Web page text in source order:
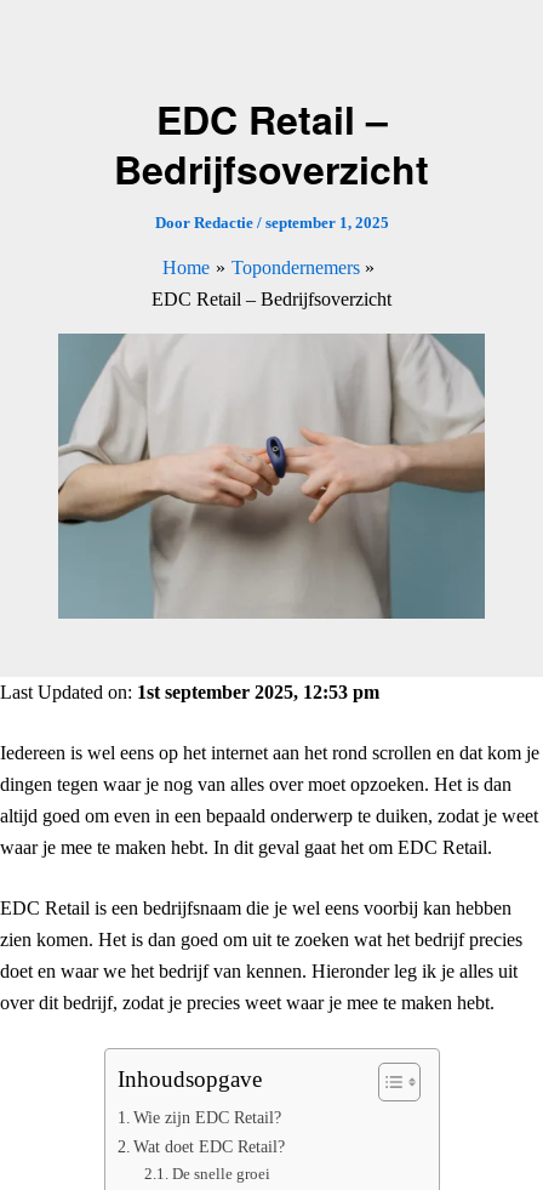
EDC Retail –
Bedrijfsoverzicht
Door Redactie / september 1, 2025
Home
Topondernemers
EDC Retail – Bedrijfsoverzicht
Last Updated on: 1st september 2025, 12:53 pm
Iedereen is wel eens op het internet aan het rond scrollen en dat kom je
dingen tegen waar je nog van alles over moet opzoeken. Het is dan
altijd goed om even in een bepaald onderwerp te duiken, zodat je weet
waar je mee te maken hebt. In dit geval gaat het om EDC Retail.
EDC Retail is een bedrijfsnaam die je wel eens voorbij kan hebben
zien komen. Het is dan goed om uit te zoeken wat het bedrijf precies
doet en waar we het bedrijf van kennen. Hieronder leg ik je alles uit
over dit bedrijf, zodat je precies weet waar je mee te maken hebt.
Inhoudsopgave
Wie zijn EDC Retail?
Wat doet EDC Retail?
De snelle groei